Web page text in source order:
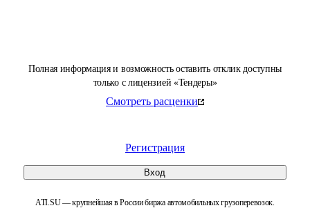
Полная информация и возможность оставить отклик доступны
только с лицензией «Тендеры»
Смотреть расценки
Регистрация
Вход
ATI.SU — крупнейшая в России биржа автомобильных грузоперевозок.